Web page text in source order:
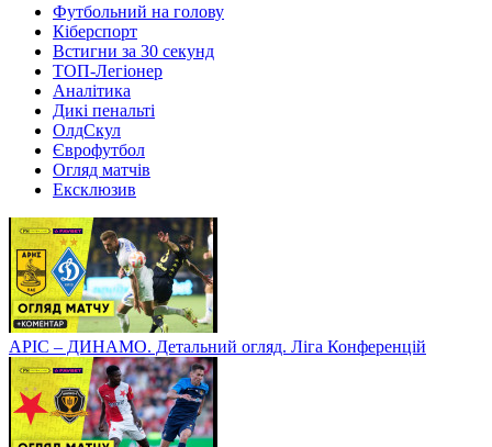
Футбольний на голову
Кіберспорт
Встигни за 30 секунд
ТОП-Легіонер
Аналітика
Дикі пенальті
ОлдСкул
Єврофутбол
Огляд матчів
Ексклюзив
АРІС – ДИНАМО. Детальний огляд. Ліга Конференцій